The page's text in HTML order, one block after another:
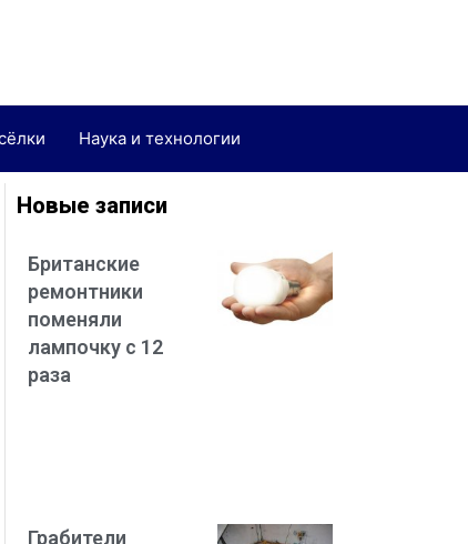
Наука и технологии
Новые записи
Британские
ремонтники
поменяли
лампочку с 12
раза
Грабители